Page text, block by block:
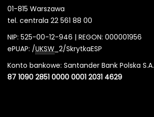
01-815 Warszawa
tel. centrala 22 561 88 00
NIP: 525-00-12-946 | REGON: 000001956
ePUAP: /UKSW _2/SkrytkaESP
Konto bankowe: Santander Bank Polska S.A.
87 1090 2851 0000 0001 2031 4629